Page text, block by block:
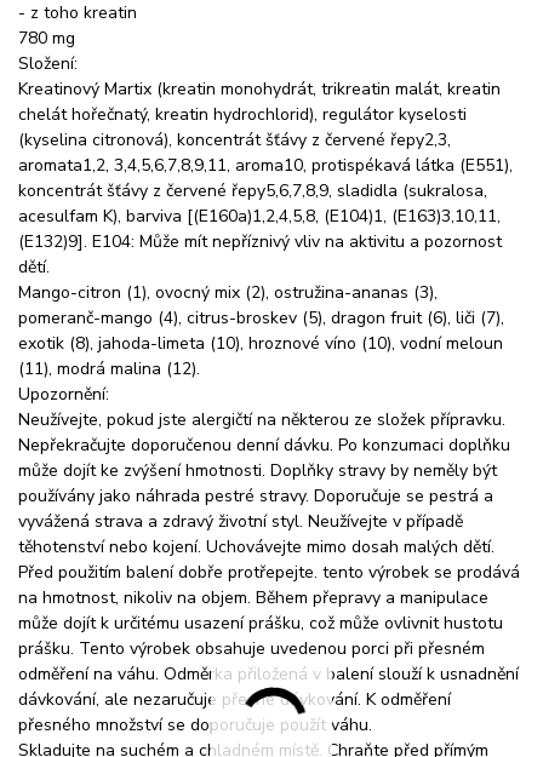
- z toho kreatin
780 mg
Složení:
Kreatinový Martix (kreatin monohydrát, trikreatin malát, kreatin
chelát hořečnatý, kreatin hydrochlorid), regulátor kyselosti
(kyselina citronová), koncentrát šťávy z červené řepy2,3,
aromata1,2, 3,4,5,6,7,8,9,11, aroma10, protispékavá látka (E551),
koncentrát šťávy z červené řepy5,6,7,8,9, sladidla (sukralosa,
acesulfam K), barviva [(E160a)1,2,4,5,8, (E104)1, (E163)3,10,11,
(E132)9]. E104: Může mít nepříznivý vliv na aktivitu a pozornost
dětí.
Mango-citron (1), ovocný mix (2), ostružina-ananas (3),
pomeranč-mango (4), citrus-broskev (5), dragon fruit (6), liči (7),
exotik (8), jahoda-limeta (10), hroznové víno (10), vodní meloun
(11), modrá malina (12).
Upozornění:
Neužívejte, pokud jste alergičtí na některou ze složek přípravku.
Nepřekračujte doporučenou denní dávku. Po konzumaci doplňku
může dojít ke zvýšení hmotnosti. Doplňky stravy by neměly být
používány jako náhrada pestré stravy. Doporučuje se pestrá a
vyvážená strava a zdravý životní styl. Neužívejte v případě
těhotenství nebo kojení. Uchovávejte mimo dosah malých dětí.
Před použitím balení dobře protřepejte. tento výrobek se prodává
na hmotnost, nikoliv na objem. Během přepravy a manipulace
může dojít k určitému usazení prášku, což může ovlivnit hustotu
prášku. Tento výrobek obsahuje uvedenou porci při přesném
odměření na váhu. Odměrka přiložená v balení slouží k usnadnění
dávkování, ale nezaručuje přesné dávkování. K odměření
přesného množství se doporučuje použít váhu.
Skladujte na suchém a chladném místě. Chraňte před přímým